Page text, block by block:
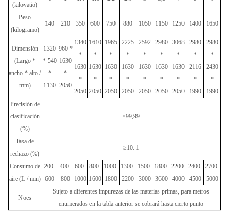
(kilovatio)
Peso
(kilogramo)
140 210 350 600 750 880 1050 1150 1250 1400 1650
Dimensión
(Largo *
ancho * alto /
mm)
1320
* 540
*
1130
960 *
1630
*
2050
1340
*
1630
*
2050
1610
*
1630
*
2050
1965
*
1630
*
2050
2225
*
1630
*
2050
2592
*
1630
*
2050
2980
*
1630
*
2050
3068
*
1630
*
2050
2980
*
2116
*
1990
2980
*
2430
*
1990
Precisión de
clasificación
(%)
≥99,99
Tasa de
rechazo (%)
≥10: 1
Consumo de
aire(L / min)
200-
600
400-
800
600-
1000
800-
1600
1000-
1800
1300-
2200
1500-
3000
1800-
3600
2200-
4000
2400-
4500
2700-
5000
Noes
Sujeto a diferentes impurezas de las materias primas, para metros
enumerados en la tabla anterior se cobrará hasta cierto punto